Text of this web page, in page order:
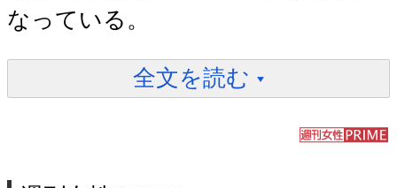
なっている。
全文を読む